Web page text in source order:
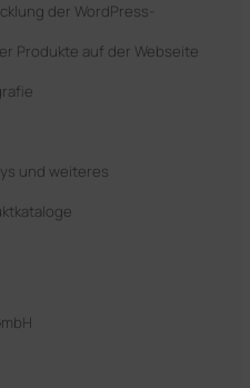
der WordPress-
Produkte auf der Webseite
und weiteres